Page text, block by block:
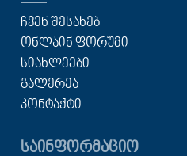
ᲩᲕᲔᲜ ᲨᲔᲡᲐᲮᲔᲑ
ᲝᲜᲚᲐᲘᲜ ᲤᲝᲠᲣᲛᲘ
ᲡᲘᲐᲮᲚᲔᲔᲑᲘ
ᲒᲐᲚᲔᲠᲔᲐ
ᲙᲝᲜᲢᲐᲥᲢᲘ
ᲡᲐᲘᲜᲤᲝᲠᲛᲐᲪᲘᲝ